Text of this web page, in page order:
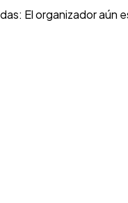
El organizador aún